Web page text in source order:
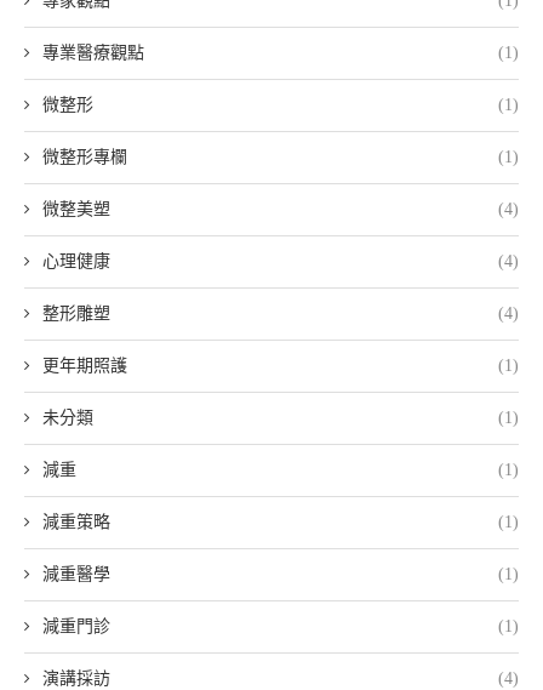
專業醫療觀點 (1)
微整形 (1)
微整形專欄 (1)
微整美塑 (4)
心理健康 (4)
整形雕塑 (4)
更年期照護 (1)
未分類 (1)
減重 (1)
減重策略 (1)
減重醫學 (1)
減重門診 (1)
演講採訪 (4)